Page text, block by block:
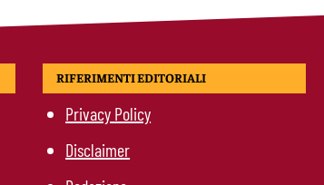
RIFERIMENTI EDITORIALI
Privacy Policy
Disclaimer